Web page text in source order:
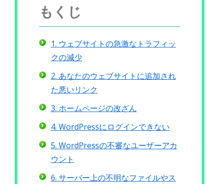
もくじ
1. ウェブサイトの急激なトラフィッ
クの減少
2. あなたのウェブサイトに追加され
た悪いリンク
3. ホームページの改ざん
4. WordPressにログインできない
5. WordPressの不審なユーザーアカ
ウント
6. サーバー上の不明なファイルやス